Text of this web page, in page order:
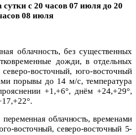
сутки с 20 часов 07 июля до 20
08 июля
облачность, без существенных
дожди, в отдельных
восточный, юго-восточный
порывы до 14 м/с, температура
+1,+6°, днём +24,+29°,
переменная облачность, временами
восточный, северо-восточный 5-